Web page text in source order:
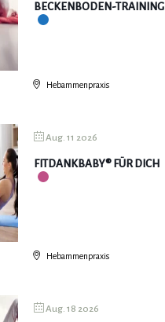
BECKENBODEN-TRAINING
Hebammenpraxis
Aug. 11 2026
FITDANKBABY® FÜR DICH
Hebammenpraxis
Aug. 18 2026